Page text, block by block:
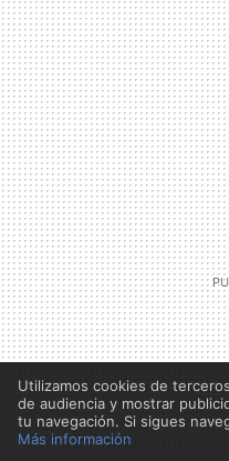
Utilizamos cookies de
de audiencia y mostrar
tu navegación. Si sigues
Más información